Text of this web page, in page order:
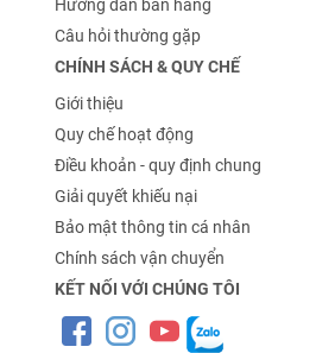
Hướng dẫn bán hàng
Câu hỏi thường gặp
CHÍNH SÁCH & QUY CHẾ
Giới thiệu
Quy chế hoạt động
Điều khoản - quy định chung
Giải quyết khiếu nại
Bảo mật thông tin cá nhân
Chính sách vận chuyển
KẾT NỐI VỚI CHÚNG TÔI